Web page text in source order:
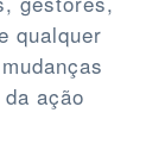
qualquer
ação